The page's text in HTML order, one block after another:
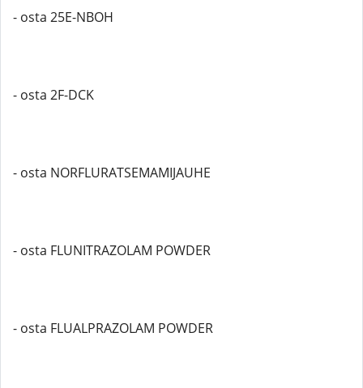
- osta 25E-NBOH
- osta 2F-DCK
- osta NORFLURATSEMAMIJAUHE
- osta FLUNITRAZOLAM POWDER
- osta FLUALPRAZOLAM POWDER